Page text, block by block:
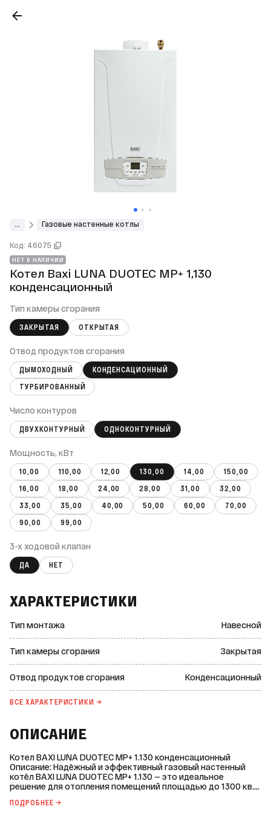
Газовые настенные котлы
Код: 46075
НЕТ В НАЛИЧИИ
Котел Baxi LUNA DUOTEC MP+ 1,130
конденсационный
Тип камеры сгорания
ЗАКРЫТАЯ ОТКРЫТАЯ
Отвод продуктов сгорания
ДЫМОХОДНЫЙ
КОНДЕНСАЦИОННЫЙ
ТУРБИРОВАННЫЙ
Число контуров
ДВУХКОНТУРНЫЙ ОДНОКОНТУРНЫЙ
Мощность, кВт
10,00 110,00 12,00 130,00 14,00
150,00
16,00
18,00 24,00 28,00 31,00
32,00
33,00
35,00 40,00 50,00 60,00
70,00
90,00
99,00
3-х ходовой клапан
ДА НЕТ
ХАРАКТЕРИСТИКИ
Тип монтажа Навесной
Тип камеры сгорания Закрытая
Отвод продуктов сгорания Конденсационный
ВСЕ ХАРАКТЕРИСТИКИ →
ОПИСАНИЕ
Котел BAXI LUNA DUOTEC MP+ 1.130 конденсационный
Описание: Надёжный и эффективный газовый настенный
котёл BAXI LUNA DUOTEC MP+ 1.130 — это идеальное
решение для отопления помещений площадью до 1300 кв.
производительности, этот котёл обеспечивает быстрый и
ПОДРОБНЕЕ →